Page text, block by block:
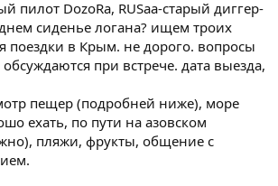
пилот DozoRа, RUSaa-старый диггер-
сиденье логана? ищем троих
поездки в Крым. не дорого. вопросы
при встрече. дата выезда,
пещер (подробней ниже), море
ехать, по пути на азовском
пляжи, фрукты, общение с